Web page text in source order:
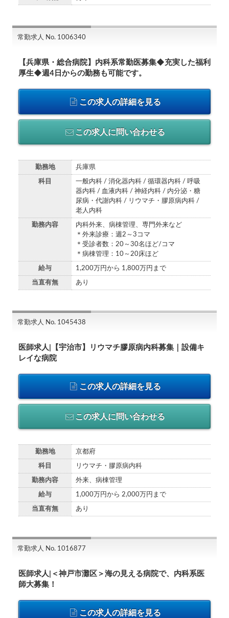
常勤求人 No. 1006340
【兵庫県・総合病院】内科系常勤医募集◆充実した福利
厚生◆週4日からの勤務も可能です。
この求人の詳細を見る
この求人に問い合わせる
勤務地 兵庫県
科目
一般内科 / 消化器内科 / 循環器内科 / 呼吸
器内科 / 血液内科 / 神経内科 / 内分泌・糖
尿病・代謝内科 / リウマチ・膠原病内科 /
老人内科
勤務内容
内科外来、病棟管理、専門外来など
＊外来診療：週2～3コマ
＊受診者数：20～30名ほど/コマ
＊病棟管理：10～20床ほど
給与 1,200万円から 1,800万円まで
当直有無 あり
常勤求人 No. 1045438
医師求人|【宇治市】リウマチ膠原病内科募集｜設備キ
レイな病院
この求人の詳細を見る
この求人に問い合わせる
勤務地 京都府
科目 リウマチ・膠原病内科
勤務内容 外来、病棟管理
給与 1,000万円から 2,000万円まで
当直有無 あり
常勤求人 No. 1016877
医師求人|＜神戸市灘区＞海の見える病院で、内科系医
師大募集！
この求人の詳細を見る